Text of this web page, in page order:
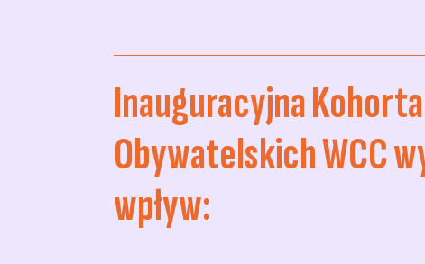
Inauguracyjna
Obywatelskich WCC
wpływ: